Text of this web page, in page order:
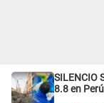
SILENCIO
8.8 en